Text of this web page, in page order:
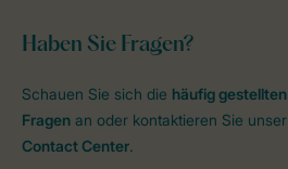
Haben Sie Fragen?
Schauen Sie sich die häufig gestellten
Fragen an oder kontaktieren Sie unser
Contact Center.